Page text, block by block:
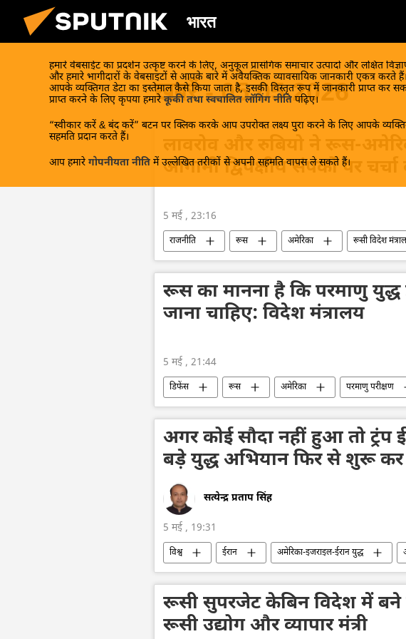
भारत
हमारे वेबसाईट का प्रदर्शन उत्कृष्ट करने के लिए, अनुकूल प्रासंगिक समाचार उत्पादों और लक्षित
और हमारे भागीदारों के वेबसाइटों से आपके बारे में अवैयक्तिक व्यावसायिक जानकारी एकत्र करते
आपके व्यक्तिगत डेटा का इस्तेमाल कैसे किया जाता है, इसकी विस्तृत रूप में जानकारी प्राप्त कर
प्राप्त करने के लिए कृपया हमारे कूकी तथा स्वचालित लॉगिंग नीति पढ़िए।
“स्वीकार करें & बंद करें” बटन पर क्लिक करके आप उपरोक्त लक्ष्य पुरा करने के लिए आपके
सहमति प्रदान करते हैं।
आप हमारे गोपनीयता नीति में उल्लेखित तरीकों से अपनी सहमति वापस ले सकते हैं।
खबरें - 05.05.2026
आगामी द्विपक्षीय संपर्कों पर चर्चा
5 मई , 23:16
राजनीति रूस अमेरिका रूसी विदेश
रूस का मानना ​​है कि परमाणु युद्ध
जाना चाहिए: विदेश मंत्रालय
5 मई , 21:44
डिफेंस रूस अमेरिका परमाणु परीक्षण
डॉनल्ड ट्रम्प
व्लादिमीर पुतिन
अगर कोई सौदा नहीं हुआ तो ट्रंप
बड़े युद्ध अभियान फिर से शुरू
सत्येन्द्र प्रताप सिंह
5 मई , 19:31
विश्व ईरान अमेरिका-इजराइल-ईरान युद्ध
रूसी सुपरजेट केबिन विदेश में बने
रूसी उद्योग और व्यापार मंत्री